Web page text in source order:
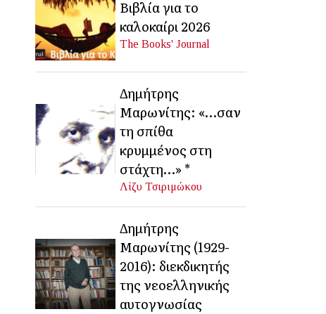
Βιβλία για το
καλοκαίρι 2026
The Books' Journal
Δημήτρης
Μαρωνίτης: «…σαν
τη σπίθα
κρυμμένος στη
στάχτη…» *
Λίζυ Τσιριμώκου
Δημήτρης
Μαρωνίτης (1929-
2016): διεκδικητής
της νεοελληνικής
αυτογνωσίας